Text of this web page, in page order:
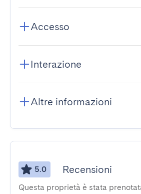
Accesso
Interazione
Altre informazioni
5.0 Recensioni
Questa proprietà è stata